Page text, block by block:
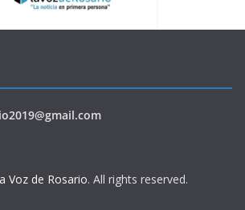
Voz de Rosario. All rights reserved.